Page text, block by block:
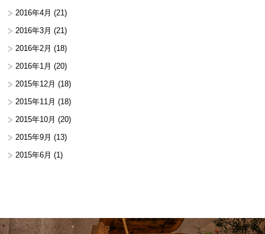
2016年4月 (21)
2016年3月 (21)
2016年2月 (18)
2016年1月 (20)
2015年12月 (18)
2015年11月 (18)
2015年10月 (20)
2015年9月 (13)
2015年6月 (1)